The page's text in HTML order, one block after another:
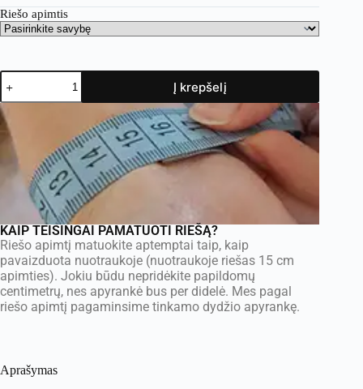
Riešo apimtis
Į krepšelį
KAIP TEISINGAI PAMATUOTI RIEŠĄ?
Riešo apimtį matuokite aptemptai taip, kaip
pavaizduota nuotraukoje (nuotraukoje riešas 15 cm
apimties). Jokiu būdu nepridėkite papildomų
centimetrų, nes apyrankė bus per didelė. Mes pagal
riešo apimtį pagaminsime tinkamo dydžio apyrankę.
Aprašymas